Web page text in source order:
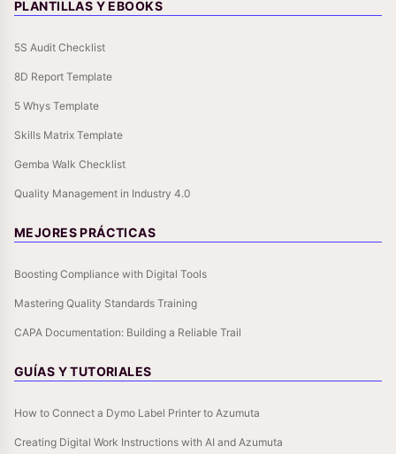
PLANTILLAS Y EBOOKS
5S Audit Checklist
8D Report Template
5 Whys Template
Skills Matrix Template
Gemba Walk Checklist
Quality Management in Industry 4.0
MEJORES PRÁCTICAS
Boosting Compliance with Digital Tools
Mastering Quality Standards Training
CAPA Documentation: Building a Reliable Trail
GUÍAS Y TUTORIALES
How to Connect a Dymo Label Printer to Azumuta
Creating Digital Work Instructions with AI and Azumuta